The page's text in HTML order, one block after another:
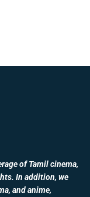
of Tamil cinema,
In addition, we
and anime,